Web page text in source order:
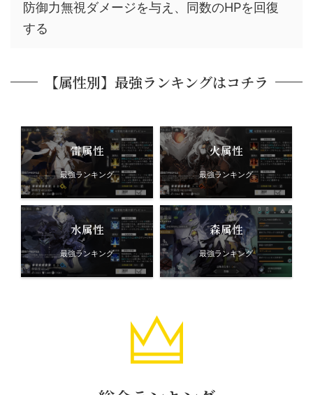
防御力無視ダメージを与え、同数のHPを回復
する
【属性別】最強ランキングはコチラ
雷属性
最強ランキング
火属性
最強ランキング
水属性
最強ランキング
森属性
最強ランキング